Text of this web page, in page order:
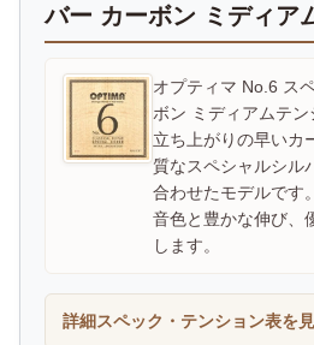
バー カーボン ミディア
オプティマ No.6 ス
ボン ミディアムテ
立ち上がりの早いカ
質なスペシャルシル
合わせたモデルです
音色と豊かな伸び、
します。
詳細スペック・テンション表を